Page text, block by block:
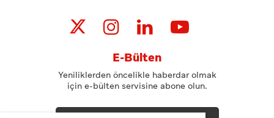
E-Bülten
Yeniliklerden öncelikle haberdar olmak
için e-bülten servisine abone olun.